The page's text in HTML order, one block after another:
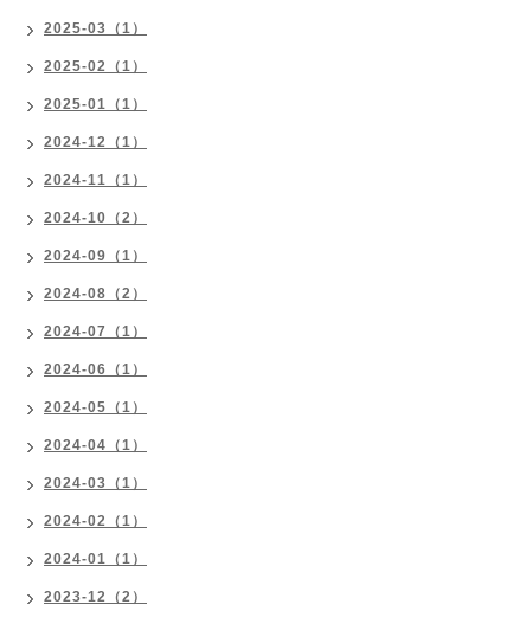
2025-03（1）
2025-02（1）
2025-01（1）
2024-12（1）
2024-11（1）
2024-10（2）
2024-09（1）
2024-08（2）
2024-07（1）
2024-06（1）
2024-05（1）
2024-04（1）
2024-03（1）
2024-02（1）
2024-01（1）
2023-12（2）